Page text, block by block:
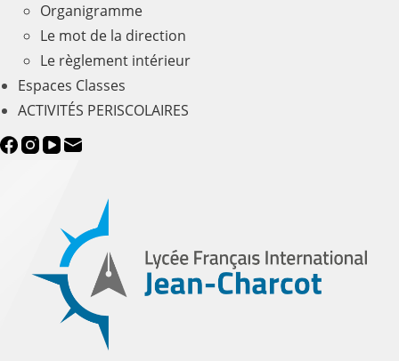
Organigramme
Le mot de la direction
Le règlement intérieur
Espaces Classes
ACTIVITÉS PERISCOLAIRES